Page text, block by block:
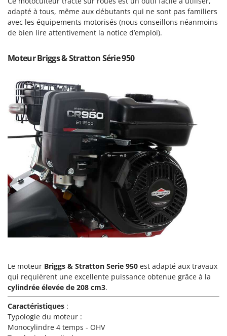
N
Nettoyeurs et Balais à vapeur
Nettoyeurs haute pression
Nettoyeurs tapis, moquettes et tapisseries
Peignes vibreurs et Secoueurs à olives
Pelles rétros pour tracteur
Perches Élagueuses
Pétrins à Spirale
Piscines
Planteuses de pommes de terre pour tracteur
Plateaux de coupe pour tracteur
Plumeuses
Pompes d'irrigation à tracteur
Pompes de transfert
Pompes immergées électriques
Poussoirs à saucisse
Presses à pellets
Pressoirs à fruits
Pressoirs à Raisin
Fimar
FINI
Fiskars
Fontana Forni
Forest Master
Francini
G
G3 Ferrari
Gardena
Garofalo
GeoTech
GeoTech Pro
Gierre
Ginko - MGM
Girmi
GRAEF
Gre
GreenBay
Greenworks
adapté à tous, même aux débutants qui ne sont pas familiers
avec les équipements motorisés (nous conseillons néanmoins
de bien lire attentivement la notice d’emploi).
Moteur Briggs & Stratton Série 950
Le moteur Briggs & Stratton Serie 950 est adapté aux travaux
qui requièrent une excellente puissance obtenue grâce à la
cylindrée élevée de 208 cm3.
Caractéristiques :
Typologie du moteur :
Monocylindre 4 temps - OHV